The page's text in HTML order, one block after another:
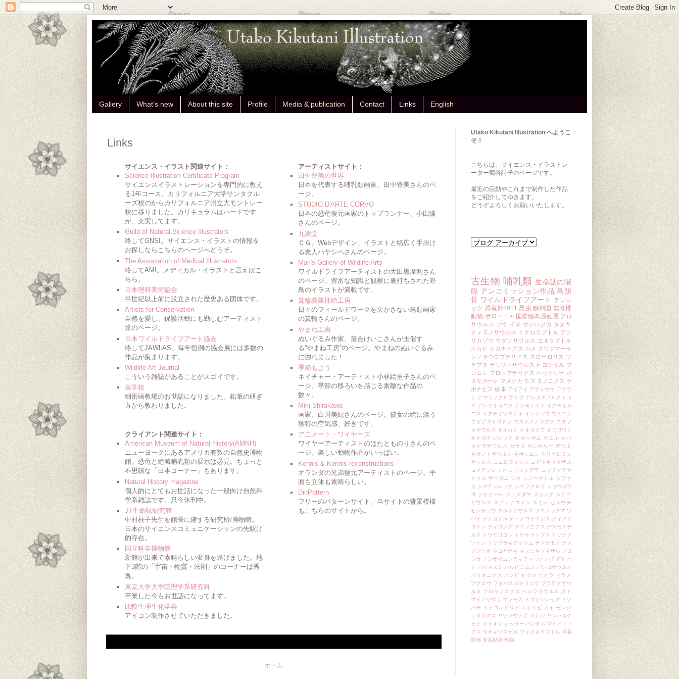
Gallery What's new About this site Profile Media & publication Contact Links English
Links
サイエンス・イラスト関連サイト：
Science Illustration Certificate Program
サイエンスイラストレーションを専門的に教え
る1年コース。カリフォルニア大学サンタクル
ーズ校のからカリフォルニア州立大モントレー
校に移りました。カリキュラムはハードです
が、充実してます。
Guild of Natural Science Illustrators
略してGNSI。サイエンス・イラストの情報を
お探しならこちらのページへどうぞ。
The Association of Medical Illustrators
略してAMI。メディカル・イラストと言えばこ
ちら。
日本理科美術協会
半世紀以上前に設立された歴史ある団体です。
Artists for Conservation
自然を愛し、保護活動にも勤しむアーティスト
達のページ。
日本ワイルドライフアート協会
略してJAWLAS。毎年恒例の協会展には多数の
作品が集まります。
Wildlife Art Journal
こういう雑誌があることがスゴイです。
美学校
細密画教場のお世話になりました。鉛筆の研ぎ
方から教わりました。
クライアント関連サイト：
American Museum of Natural History(AMNH)
ニューヨークにあるアメリカ有数の自然史博物
館。恐竜と絶滅哺乳類の展示は必見。ちょっと
不思議な「日本コーナー」もあります。
Natural History magazine
個人的にとてもお世話になった一般向け自然科
学系雑誌です。只今休刊中。
JT生命誌研究館
中村桂子先生を館長に擁する研究所/博物館。
日本のサイエンスコミュニケーションの先駆け
的存在。
国立科学博物館
新館が出来て素晴らしい変身を遂げました。地
下3階の「宇宙・物質・法則」のコーナーは秀
逸。
東京大学大学院理学系研究科
卒業した今もお世話になってます。
比較生理生化学会
アイコン制作させていただきました。
アーティストサイト：
田中豊美の世界
日本を代表する哺乳類画家、田中豊美さんのペ
ージ。
STUDIO D'ARTE CORVO
日本の恐竜復元画家のトップランナー、小田隆
さんのページ。
九楽堂
ＣＧ、Webデザイン、イラストと幅広く手掛け
る友人ハヤシベさんのページ。
Mari's Gallery of Wildlife Arts
ワイルドライフアーティストの大田黒摩利さん
のページ。豊富な知識と観察に裏打ちされた野
鳥のイラストが満載です。
箕輪義隆挿絵工房
日々のフィールドワークを欠かさない鳥類画家
の箕輪さんのページ。
やまね工房
ぬいぐるみ作家、落合けいこさんが主催す
る”やまね工房”のページ。やまねのぬいぐるみ
に惚れました！
季節もよう
ネイチャー・アーティスト小林絵里子さんのペ
ージ。季節の移ろいを感じる素敵な作品の
数々。
Miki Shirakawa
画家、白川美紀さんのページ。彼女の絵に漂う
独特の空気感、好きです。
アニメート・ワイヤーズ
ワイヤーアーティストのはたとものりさんのペ
ージ。楽しい動物作品がいっぱい。
Kennis & Kennis reconstructions
オランダの兄弟復元アーティストのページ。平
面も立体も素晴らしい。
DinPattern
フリーのパターンサイト。当サイトの背景模様
もこちらのサイトから。
ホーム
Utako Kikutani Illustration へようこ
そ！
こちらは、サイエンス・イラストレ
ーター菊谷詩子のページです。
最近の活動やこれまで制作した作品
をご紹介してゆきます。
どうぞよろしくお願いいたします。
古生物 哺乳類 生命誌の階
段 アンコミッション作品 鳥類
骨 ワイルドライフアート
テンレ
ック 恐竜博2011 昆虫 解剖図 無脊椎
動物 ボローニャ国際絵本原画展 アロ
サウルス ゾウ イヌ オジロジカ
タヌキ
ティラノサウルス
ミクロラプトル アフ
リカゾウ ウタツサウルス
エオラプトル
オカピ カガナイアス カメ クワジマーラ
シノサウロプテリクス
スローロリス ツ
チブタ テリジノサウルス ヒヨケザル フ
ンムシ プロトプテリクス ペッカリー ポ
タモガーレ マメジカ モズ モノニクス ラ
ホナビス 絵本 アイアイ アザミウマ アザラ
シ アマミノクロウサギ アルカエフルクトゥ
ス アンキオルニス アンモナイト イクチオル
ニス イタチキツネザル インドゾウ ウミユリ
エオゾストロドン エステメノスクス エダフ
ォサウルス オオカミ オオガラゴ オジロワシ
オナガテンレック
オポッサム カエル カバ
カマラサウルス
カラス カンガルー ガウル
ギガノトサウルス
ギボシムシ クリオロフォ
サウルス
コエロフィシス
コビトキツネザル
コメテンレック
コリストデラ
コンプソグナ
トゥス ザリガニ シカ シノベナトル シファ
カ シマテンレック シマフクロウ ショウガラ
ゴ ジオガーレ ジュズダマ スカンク
ステゴ
サウルス
スフェナコドン スミレ セイウチ
センチュウ タルボサウルス ツキノワグマ ツ
パイ テナガザル ディアコデキシス ディメト
ロドン ディロング デイノニクス デスモスチ
ルス
トウモロコシ トリケラトプス
トリナク
ソドン
トリブラキディウム ナマケモノ ナメ
クジウオ ネコヤナギ ネズミキツネザル
ノロ
ジカ
ノンサイエンティフィック ハチドリ ハ
ト ハリネズミ ハルピミムス バシロサウルス
バリオニクス バンビ ヒグマ ヒドラ
ヒラメ
フクロウ フタバスズキリュウ プラテオサウ
ルス
プロキノスクス ヘレラサウルス
ポト
マイアサウラ マンモス ミズテンレック
ミツ
バチ
ミトコンドリア ムササビ メイ
モンジ
ュロスクス ヤツメウナギ ヤムシ ヤンバルク
イナ ライオン レッサーパンダ レプトメリッ
クス ワオキツネザル ヴェロキラプトル 半索
動物 脊索動物 魚類